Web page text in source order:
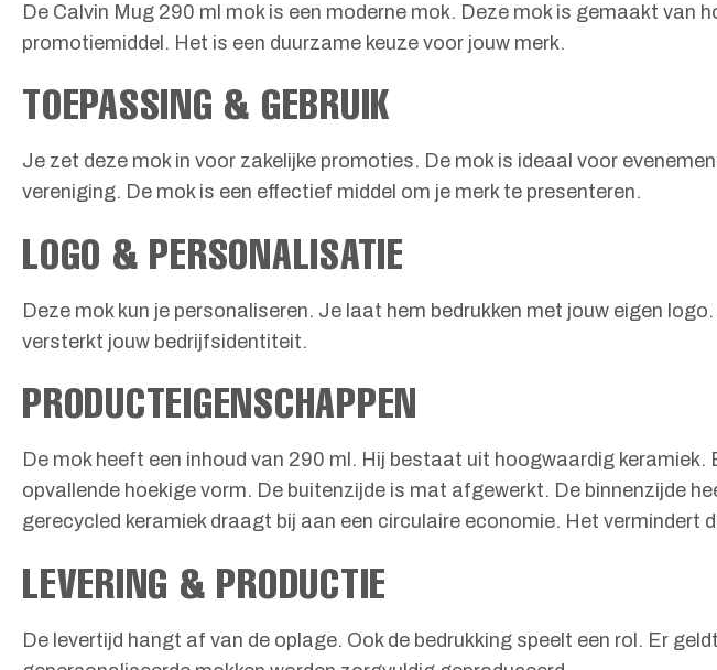
De Calvin Mug 290 ml mok is een moderne mok. Deze mok is gemaakt
promotiemiddel. Het is een duurzame keuze voor jouw merk.
TOEPASSING & GEBRUIK
Je zet deze mok in voor zakelijke promoties. De mok is ideaal voor
vereniging. De mok is een effectief middel om je merk te presenteren.
LOGO & PERSONALISATIE
Deze mok kun je personaliseren. Je laat hem bedrukken met jouw eigen
versterkt jouw bedrijfsidentiteit.
PRODUCTEIGENSCHAPPEN
De mok heeft een inhoud van 290 ml. Hij bestaat uit hoogwaardig
opvallende hoekige vorm. De buitenzijde is mat afgewerkt. De binnenzijde
gerecycled keramiek draagt bij aan een circulaire economie. Het vermindert
LEVERING & PRODUCTIE
De levertijd hangt af van de oplage. Ook de bedrukking speelt een rol. Er